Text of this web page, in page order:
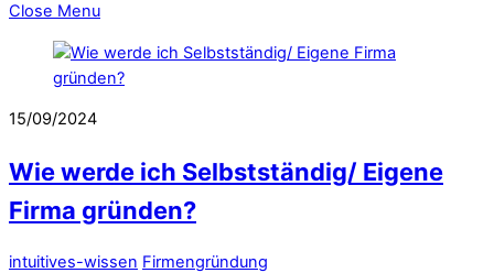
Close Menu
15/09/2024
Wie werde ich Selbstständig/ Eigene
Firma gründen?
intuitives-wissen Firmengründung